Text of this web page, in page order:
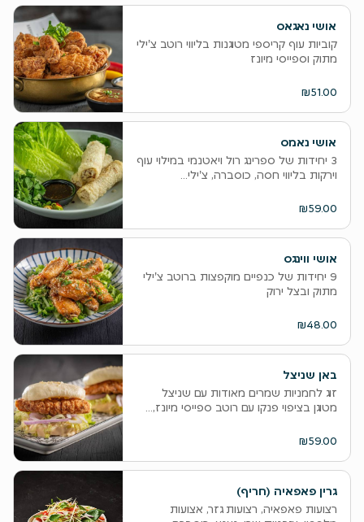
אושי נאגאס
קוביות עוף קריספי מטוגנות בליווי רוטב צ'ילי
מתוק וספייסי מיונז
₪51.00
אושי נאמס
3 יחידות של ספרינג רול ויאטנמי במילוי עוף
וירקות בליווי חסה, כוסברה, צ'ילי...
₪59.00
אושי ווינגס
9 יחידות של כנפיים מוקפצות ברוטב צ'ילי
מתוק ובצל ירוק
₪48.00
באן שניצל
זוג לחמניות שמרים מאודות עם שניצל
מטוגן בציפוי פנקו עם רוטב ספייסי מיונז,...
₪59.00
גרין פאפאיה (חריף)
רצועות פאפאיה, רצועות גזר, אצועות